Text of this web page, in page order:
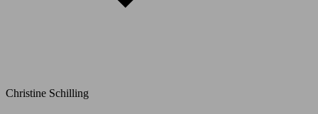
Christine Schilling